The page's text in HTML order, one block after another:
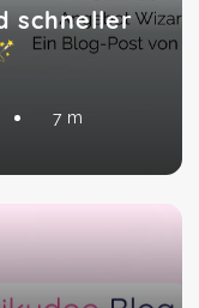
schneller
7 m